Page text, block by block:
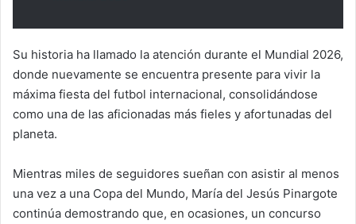
Su historia ha llamado la atención durante el Mundial 2026,
donde nuevamente se encuentra presente para vivir la
máxima fiesta del futbol internacional, consolidándose
como una de las aficionadas más fieles y afortunadas del
planeta.
Mientras miles de seguidores sueñan con asistir al menos
una vez a una Copa del Mundo, María del Jesús Pinargote
continúa demostrando que, en ocasiones, un concurso